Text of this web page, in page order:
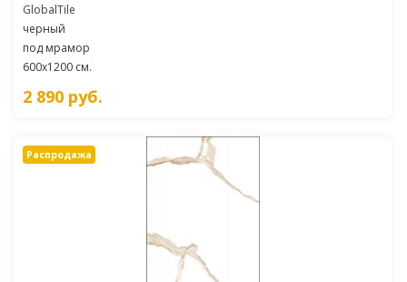
GlobalTile
черный
под мрамор
600x1200 см.
2 890 руб.
Распродажа